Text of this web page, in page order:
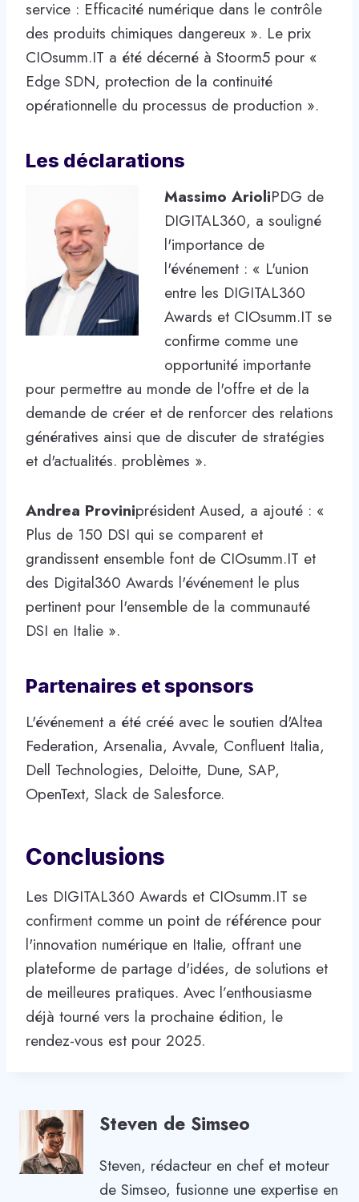
service : Efficacité numérique dans le contrôle
des produits chimiques dangereux ». Le prix
CIOsumm.IT a été décerné à Stoorm5 pour «
Edge SDN, protection de la continuité
opérationnelle du processus de production ».
Les déclarations
Massimo ArioliPDG de
DIGITAL360, a souligné
l'importance de
l'événement : « L'union
entre les DIGITAL360
Awards et CIOsumm.IT se
confirme comme une
opportunité importante
pour permettre au monde de l'offre et de la
demande de créer et de renforcer des relations
génératives ainsi que de discuter de stratégies
et d'actualités. problèmes ».
Andrea Proviniprésident Aused, a ajouté : «
Plus de 150 DSI qui se comparent et
grandissent ensemble font de CIOsumm.IT et
des Digital360 Awards l'événement le plus
pertinent pour l'ensemble de la communauté
DSI en Italie ».
Partenaires et sponsors
L'événement a été créé avec le soutien d'Altea
Federation, Arsenalia, Avvale, Confluent Italia,
Dell Technologies, Deloitte, Dune, SAP,
OpenText, Slack de Salesforce.
Conclusions
Les DIGITAL360 Awards et CIOsumm.IT se
confirment comme un point de référence pour
l'innovation numérique en Italie, offrant une
plateforme de partage d'idées, de solutions et
de meilleures pratiques. Avec l’enthousiasme
déjà tourné vers la prochaine édition, le
rendez-vous est pour 2025.
Steven de Simseo
Steven, rédacteur en chef et moteur
de Simseo, fusionne une expertise en